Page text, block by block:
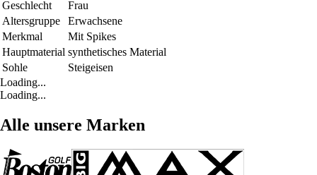
Geschlecht
Frau
Altersgruppe
Erwachsene
Merkmal
Mit Spikes
Hauptmaterial synthetisches Material
Sohle
Steigeisen
Loading...
Loading...
Alle unsere Marken